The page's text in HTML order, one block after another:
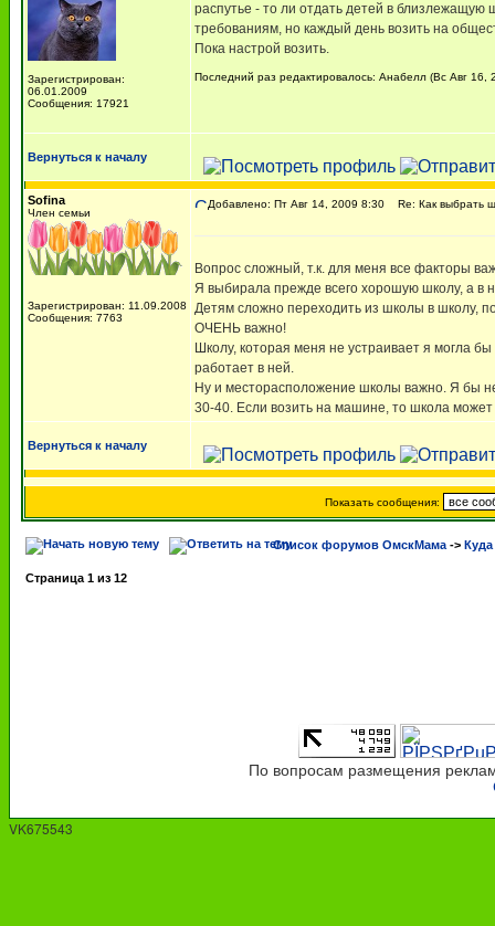
Зарегистрирован:
06.01.2009
Сообщения: 17921
распутье - то ли отдать детей в
требованиям, но каждый день возить на
Пока настрой возить.
Последний раз редактировалось: Анабелл (Вс Авг 16,
Вернуться к началу
Sofina
Член семьи
Зарегистрирован: 11.09.2008
Сообщения: 7763
Добавлено: Пт Авг 14, 2009 8:30 Re: Как выбрать
Вопрос сложный, т.к. для меня все факторы
Я выбирала прежде всего хорошую школу, а в
Детям сложно переходить из школы в школу,
ОЧЕНЬ важно!
Школу, которая меня не устраивает я могла
работает в ней.
Ну и месторасположение школы важно. Я бы
30-40. Если возить на машине, то школа может
Вернуться к началу
Показать сообщения:
Список форумов ОмскМама -> Куда
Страница 1 из 12
По вопросам размещения
VK675543